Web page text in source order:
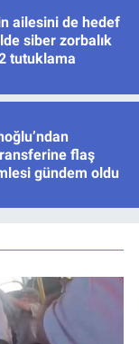
ailesini de hedef
siber zorbalık
tutuklama
flaş
gündem oldu